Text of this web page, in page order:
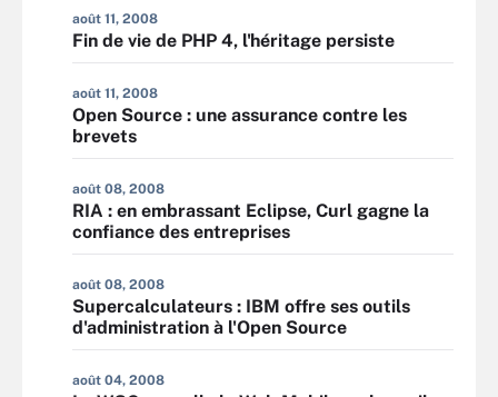
août 11, 2008
Fin de vie de PHP 4, l'héritage persiste
août 11, 2008
Open Source : une assurance contre les
brevets
août 08, 2008
RIA : en embrassant Eclipse, Curl gagne la
confiance des entreprises
août 08, 2008
Supercalculateurs : IBM offre ses outils
d'administration à l'Open Source
août 04, 2008